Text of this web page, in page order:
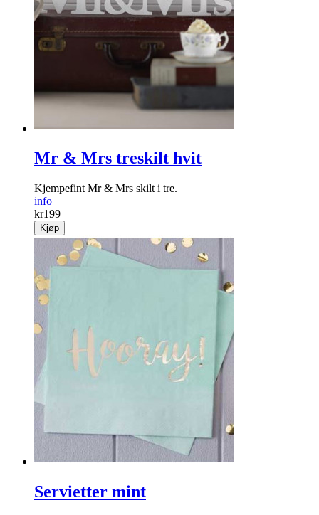
Mr & Mrs treskilt hvit
Kjempefint Mr & Mrs skilt i tre.
info
kr199
Kjøp
Servietter mint